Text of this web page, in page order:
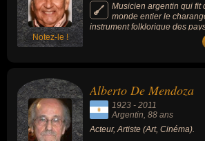
Notez-le !
Musicien argentin qui fit
monde entier le
instrument folklorique des
paires de cordes doubles, qui
lettres de noblesse dans la
Alberto De Mendoza
1923 - 2011
Argentin, 88 ans
Acteur, Artiste (Art, Cinéma).